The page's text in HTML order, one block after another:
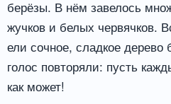
берёзы. В нём завелось
жучков и белых червячков.
ели сочное, сладкое
голос повторяли: пусть
как может!